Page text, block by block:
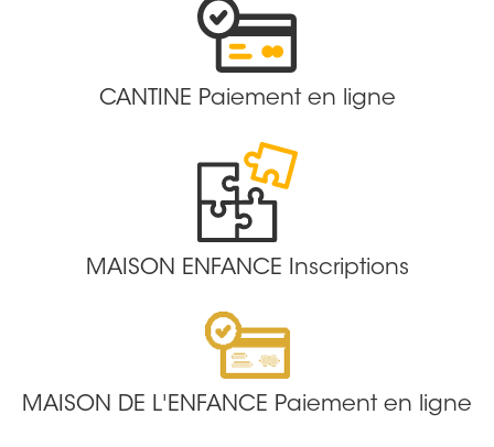
CANTINE Paiement en ligne
MAISON ENFANCE Inscriptions
MAISON DE L'ENFANCE Paiement en ligne